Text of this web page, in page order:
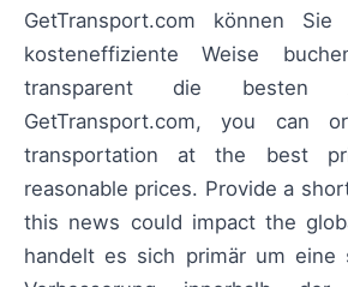
GetTransport.com können
kosteneffiziente Weise
transparent die besten
GetTransport.com, you can
transportation at the best
reasonable prices. Provide a
this news could impact the
handelt es sich primär um eine